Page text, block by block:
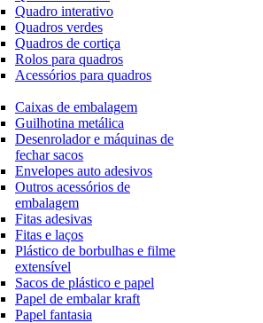
Quadro interativo
Quadros verdes
Quadros de cortiça
Rolos para quadros
Acessórios para quadros
Caixas de embalagem
Guilhotina metálica
Desenrolador e máquinas de
fechar sacos
Envelopes auto adesivos
Outros acessórios de
embalagem
Fitas adesivas
Fitas e laços
Plástico de borbulhas e filme
extensível
Sacos de plástico e papel
Papel de embalar kraft
Papel fantasia